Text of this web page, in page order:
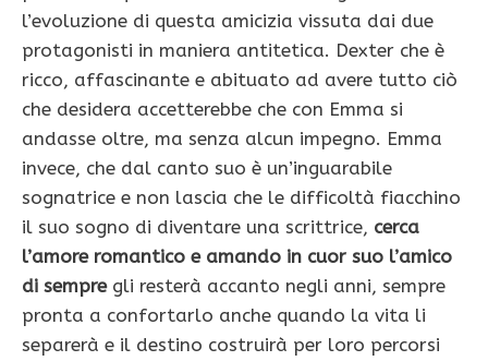
l’evoluzione di questa amicizia vissuta dai due
protagonisti in maniera antitetica. Dexter che è
ricco, affascinante e abituato ad avere tutto ciò
che desidera accetterebbe che con Emma si
andasse oltre, ma senza alcun impegno. Emma
invece, che dal canto suo è un’inguarabile
sognatrice e non lascia che le difficoltà fiacchino
il suo sogno di diventare una scrittrice, cerca
l’amore romantico e amando in cuor suo l’amico
di sempregli resterà accanto negli anni, sempre
pronta a confortarlo anche quando la vita li
separerà e il destino costruirà per loro percorsi